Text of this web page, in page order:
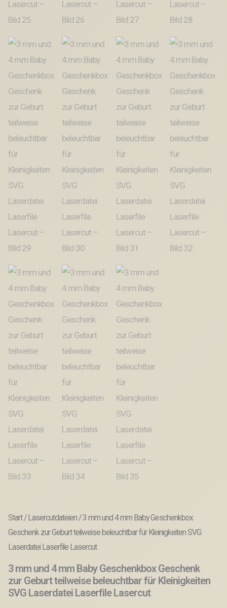
Start/Lasercutdateien/ 3 mm und 4 mm Baby Geschenkbox
Geschenk zur Geburt teilweise beleuchtbar für Kleinigkeiten SVG
Laserdatei Laserfile Lasercut
3 mm und 4 mm Baby Geschenkbox Geschenk
zur Geburt teilweise beleuchtbar für Kleinigkeiten
SVG Laserdatei Laserfile Lasercut